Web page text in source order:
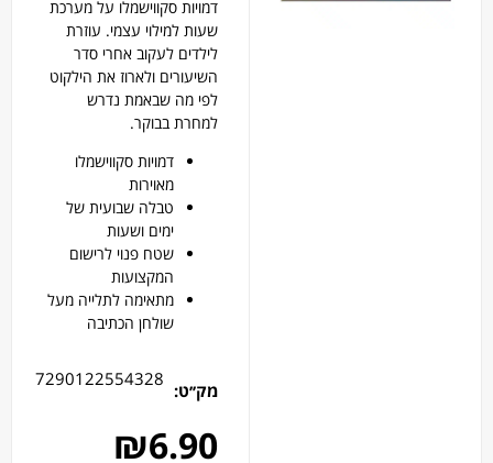
דמויות סקווישמלו על מערכת
שעות למילוי עצמי. עוזרת
לילדים לעקוב אחרי סדר
השיעורים ולארוז את הילקוט
לפי מה שבאמת נדרש
למחרת בבוקר.
דמויות סקווישמלו
מאוירות
טבלה שבועית של
ימים ושעות
שטח פנוי לרישום
המקצועות
מתאימה לתלייה מעל
שולחן הכתיבה
מק׳׳ט:
7290122554328
₪6.90